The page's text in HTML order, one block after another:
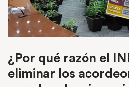
¿Por qué razón el
eliminar los